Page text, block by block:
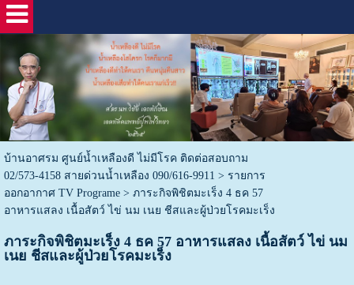
บ้านอาศรม ศูนย์น้ำเหลืองดี ไม่มีโรค ติดต่อสอบถาม
02/573-4158 สายด่วนน้ำเหลือง 090/616-9911 > รายการ
ออกอากาศ TV Programe> ภาระกิจพิชิตมะเร็ง 4 ธค 57
อาหารแสลง เนื้อสัตว์ ไข่ นม เนย ชีสและผู้ป่วยโรคมะเร็ง
ภาระกิจพิชิตมะเร็ง 4 ธค 57 อาหารแสลง เนื้อสัตว์ ไข่ นม
เนย ชีสและผู้ป่วยโรคมะเร็ง